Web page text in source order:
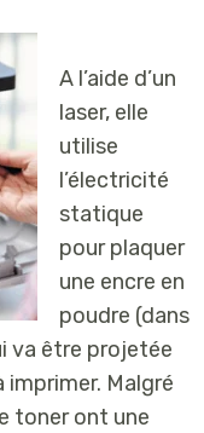
A l’aide d’un
laser, elle
utilise
l’électricité
statique
pour plaquer
une encre en
poudre (dans
va être projetée
Malgré
toner ont une